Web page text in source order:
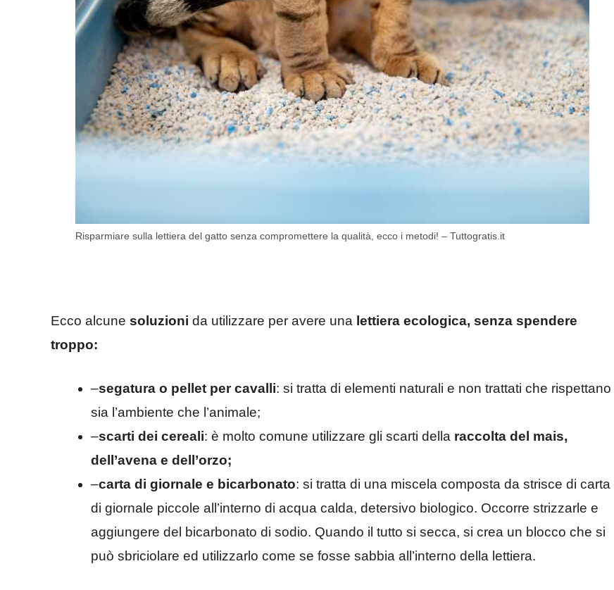
Risparmiare sulla lettiera del gatto senza compromettere la qualità, ecco i metodi! – Tuttogratis.it
Ecco alcune soluzioni da utilizzare per avere una lettiera ecologica, senza spendere
troppo:
–segatura o pellet per cavalli: si tratta di elementi naturali e non trattati che rispettano
sia l’ambiente che l’animale;
–scarti dei cereali: è molto comune utilizzare gli scarti della raccolta del mais,
dell’avena e dell’orzo;
–carta di giornale e bicarbonato: si tratta di una miscela composta da strisce di carta
di giornale piccole all’interno di acqua calda, detersivo biologico. Occorre strizzarle e
aggiungere del bicarbonato di sodio. Quando il tutto si secca, si crea un blocco che si
può sbriciolare ed utilizzarlo come se fosse sabbia all’interno della lettiera.